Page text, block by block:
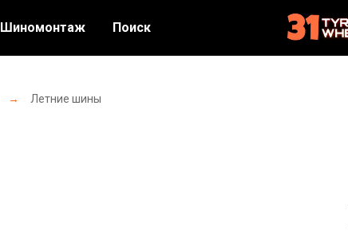
Шиномонтаж Поиск
→ Летние шины